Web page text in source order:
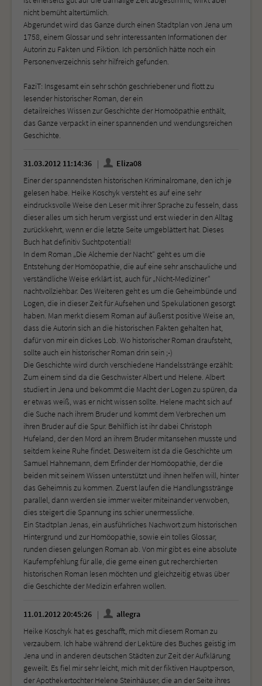
nicht bemüht altertümlich.
Abgerundet wird das Ganze durch einen Stadtplan von Jena um
1758, einem Glossar und sehr interessanten Informationen der
Autorin zu Fakten und Fiktion. Ich persönlich hätte noch ein
Personenverzeichnis sehr hilfreich gefunden.
FaziT: Insgesamt ein sehr schön geschriebener und flott zu
lesender historischer Roman, der ein
detailreiches Wissen zur Geschichte der Homoöpathie enthält,
das Ganze verpackt in einer spannenden und wendungsreichen
Geschichte.
31.03.2012 11:14:36
Eliza08
Einer der spannendsten historischen Kriminalromane, den ich je
gelesen habe. Heike Koschyk versteht es auf eine sehr
eindrucksvolle Weise den Leser mit ihrer Sprache zu fesseln, dass
dieser alles um sich herum vergisst und erst wieder in den Alltag
zurückkehrt, wenn er die letzte Seite umgeblättert hat. Dieses
Buch hat definitiv Suchtpotential!
In dem Roman „Die Alchemie der Nacht“ geht es um die
Entstehung der Homöopathie, die auf eine sehr anschauliche und
verständliche Weise erklärt ist, auch für „Nicht-Mediziner“
nachtvollziehbar. Des Weiteren geht es um die Geheimbünde und
Logen, die in dieser Zeit für Aufsehen und Spekulationen gesorgt
haben. Man merkt diesem Roman auf äußerst positive Weise an,
dass die Autorin sich an die historischen Fakten gehalten hat,
dafür von mir ein dickes Lob. Wo historischer Roman draufsteht,
sollte auch ein historischer Roman drin sein ;-)
Die Geschichte wird durch verschiedene Handelsstränge erzählt:
Zum einem sind da die Geschwister Albert und Helene. Albert
studiert in Jena und bekommt die Macht der Logen zu spüren, da
er etwas weiß, was er nicht wissen sollte. Helene macht sich auf
die Suche nach ihrem Bruder und kommt dem Verbrechen um
ihren Bruder auf die Spur. Behilflich ist ihr dabei Christoph
Hufeland, der den Mord an ihrem Bruder mitansehen musste und
seitdem keine Ruhe findet. Desweitern ist da die Geschichte um
Samuel Hahnemann, dem Erfinder der Homöopathie, der die
beiden mit seinem Wissen unterstützt und ihnen helfen will, hinter
das Geheimnis zu kommen. Zuerst laufen die Handlungsstränge
parallel, dann werden sie immer weiter miteinander verwoben,
dies steigert die Spannung ins schier unermessliche.
Ein Stadtplan Jenas, ein ausführliches Nachwort zum historischen
Hintergrund und zur Homöopathie, sowie ein tolles Glossar,
runden diesen gelungen Roman ab. Von mir gibt es eine absolute
Kaufempfehlung für alle, die gerne einen gut recherchierten
historischen Roman lesen möchten und gleichzeitig etwas über
die Geschichte der Medizin erfahren wollen.
11.01.2012 20:45:26
allegra
Heike Koschyk hat es geschafft, mich mit diesem Roman zu
verzaubern. Ich habe während der Lektüre des Buches geistig im
Jena und in anderen deutschen Städten zur Zeit der Aufklärung
geweilt. Es fiel mir sehr leicht, mich mit der fiktiven Hauptperson,
der Apothekertochter Helene Steinhäuser, die an der Seite ihres